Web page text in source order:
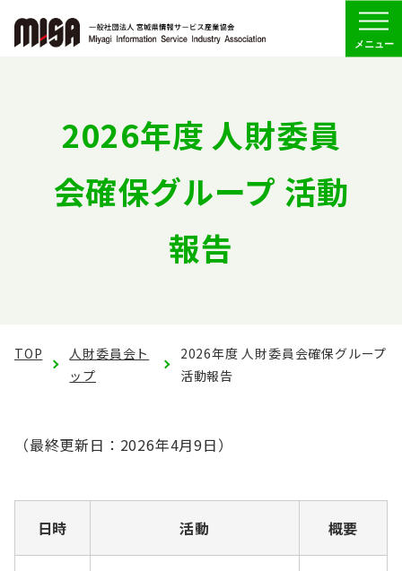
Menu
入会案内
委員会活動
2026年度 人財委員
会確保グループ 活動
報告
TOP
人財委員会ト
ップ
2026年度 人財委員会確保グループ
活動報告
（最終更新日：2026年4月9日）
日時 活動 概要